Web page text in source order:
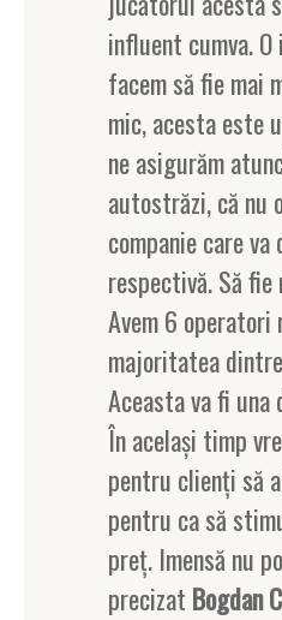
influent cumva.
facem să fie mai
mic, acesta este
ne asigurăm
autostrăzi, că nu
companie care
respectivă. Să
Avem 6 operatori
majoritatea
Aceasta va fi una
În acelaşi timp
pentru clienţi să
pentru ca să
preţ. Imensă nu
precizat Bogdan